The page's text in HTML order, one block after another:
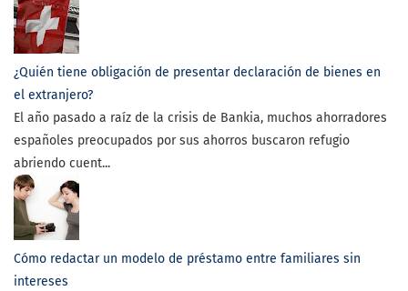
¿Quién tiene obligación de presentar declaración de bienes en
el extranjero?
El año pasado a raíz de la crisis de Bankia, muchos ahorradores
españoles preocupados por sus ahorros buscaron refugio
abriendo cuent...
Cómo redactar un modelo de préstamo entre familiares sin
intereses